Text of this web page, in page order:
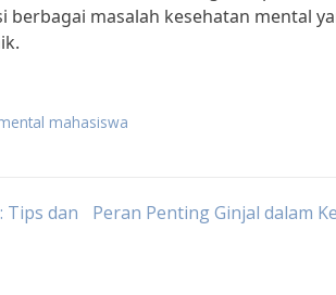
masalah kesehatan mental
mahasiswa
Tips dan
Peran Penting Ginjal dalam